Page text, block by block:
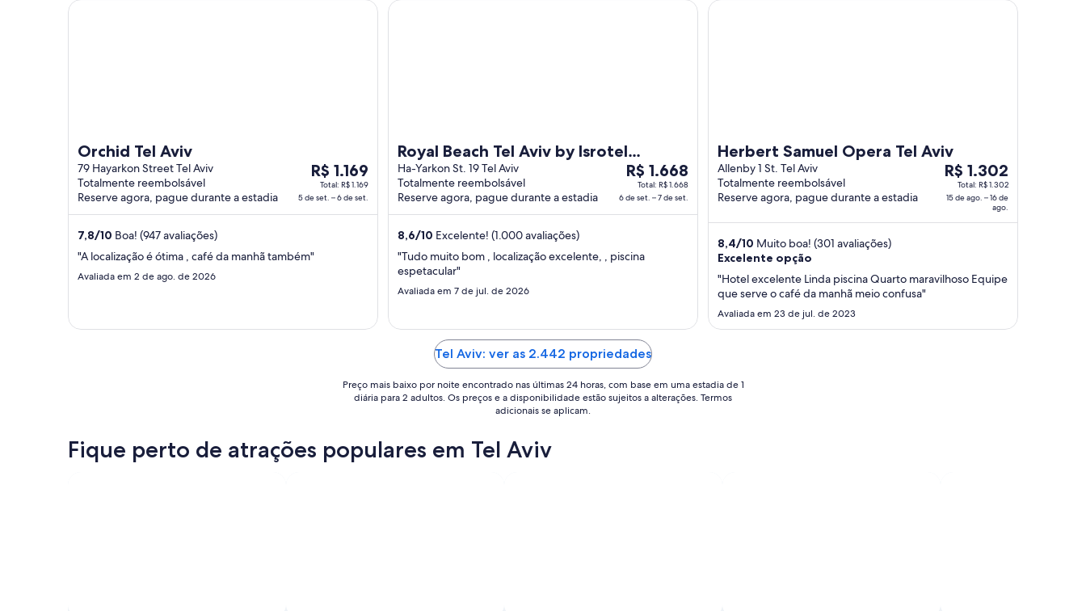
Orchid Tel Aviv
79 Hayarkon Street Tel Aviv
Totalmente reembolsável
Reserve agora, pague durante a estadia
O
preço
é
de
por
set..
R$ 1.169
Total: R$ 1.169
5 de set. – 6 de set.
7,8/10 Boa! (947 avaliações)
"A localização é ótima , café da manhã também"
Avaliada em 2 de ago. de 2026
Orchid Tel Aviv
Royal Beach Tel Aviv by Isrotel
exclusive
Ha-Yarkon St. 19 Tel Aviv
Totalmente reembolsável
Reserve agora, pague durante a estadia
O
preço
é
de
por
de
6
de
set.
a
R$ 1.668
Total: R$ 1.668
6 de set. – 7 de set.
8,6/10 Excelente! (1.000 avaliações)
"Tudo muito bom , localização excelente, , piscina
espetacular"
Avaliada em 7 de jul. de 2026
Royal Beach Tel Aviv by Isrotel exclusive
Herbert Samuel Opera Tel Aviv
Allenby 1 St. Tel Aviv
Totalmente reembolsável
Reserve agora, pague durante a estadia
O
preço
é
de
para
R$ 1.302
Total: R$ 1.302
15 de ago. – 16 de
ago.
8,4/10 Muito boa! (301 avaliações)
Excelente opção
"Hotel excelente Linda piscina Quarto maravilhoso Equipe
que serve o café da manhã meio confusa"
Avaliada em 23 de jul. de 2023
Herbert Samuel Opera Tel Aviv
Tel Aviv: ver as 2.442 propriedades
Preço mais baixo por noite encontrado nas últimas 24 horas, com base em uma estadia de 1
diária para 2 adultos. Os preços e a disponibilidade estão sujeitos a alterações. Termos
adicionais se aplicam.
Fique perto de atrações populares em Tel Aviv